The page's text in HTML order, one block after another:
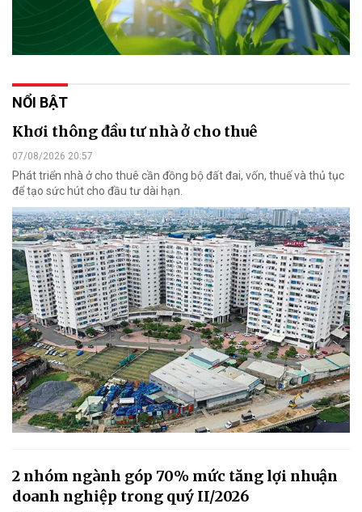
NỔI BẬT
Khơi thông đầu tư nhà ở cho thuê
07/08/2026 20:57
Phát triển nhà ở cho thuê cần đồng bộ đất đai, vốn, thuế và thủ tục
để tạo sức hút cho đầu tư dài hạn.
2 nhóm ngành góp 70% mức tăng lợi nhuận
doanh nghiệp trong quý II/2026